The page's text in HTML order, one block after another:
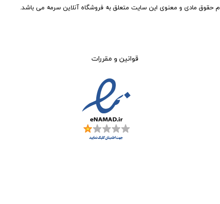
حقوق مادی و معنوی این سایت متعلق به فروشگاه آنلاین سرمه می باشد.
قوانین و مقررات